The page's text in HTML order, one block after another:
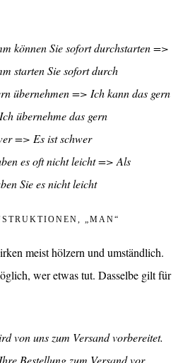
können Sie sofort durchstarten =>
starten Sie sofort durch
übernehmen => Ich kann das gern
übernehme das gern
=> Es ist schwer
es oft nicht leicht => Als
Sie es nicht leicht
„MAN“
meist hölzern und umständlich.
wer etwas tut. Dasselbe gilt für
von uns zum Versand vorbereitet.
Bestellung zum Versand vor.